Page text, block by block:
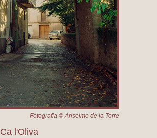
Fotografia © Anselmo de la Torre
Ca l'Oliva